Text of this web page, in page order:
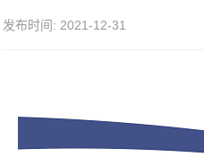
发布时间: 2021-12-31